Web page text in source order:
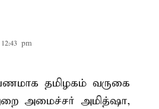
pm
தமிழகம் வருகை
அமைச்சர் அமித்ஷா,